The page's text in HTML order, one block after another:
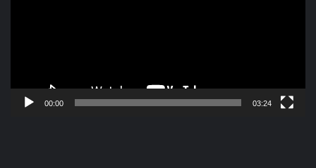
00:00 03:24